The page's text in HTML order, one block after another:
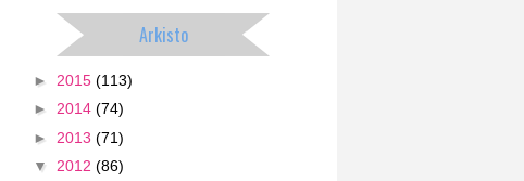
Arkisto
► 2015 (113)
► 2014 (74)
► 2013 (71)
▼ 2012 (86)